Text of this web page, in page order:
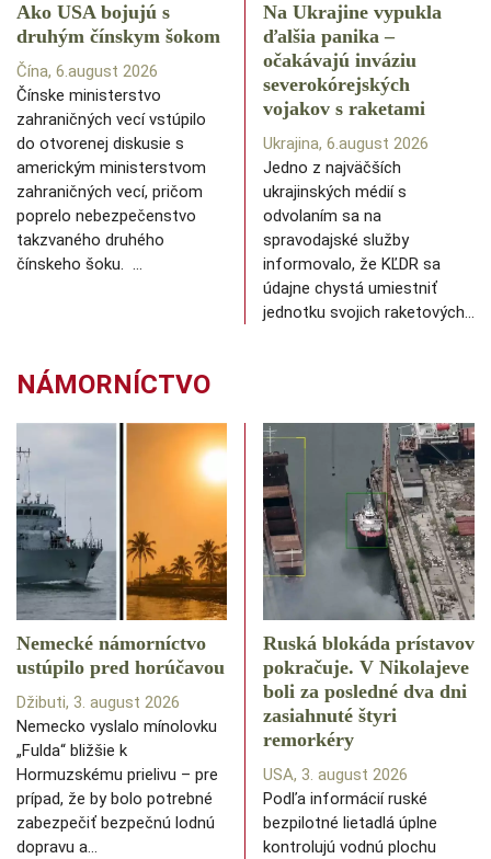
Ako USA bojujú s
druhým čínskym šokom
Čína, 6.august 2026
Čínske ministerstvo
zahraničných vecí vstúpilo
do otvorenej diskusie s
americkým ministerstvom
zahraničných vecí, pričom
poprelo nebezpečenstvo
takzvaného druhého
čínskeho šoku. …
Na Ukrajine vypukla
ďalšia panika –
očakávajú inváziu
severokórejských
vojakov s raketami
Ukrajina, 6.august 2026
Jedno z najväčších
ukrajinských médií s
odvolaním sa na
spravodajské služby
informovalo, že KĽDR sa
údajne chystá umiestniť
jednotku svojich raketových…
NÁMORNÍCTVO
Nemecké námorníctvo
ustúpilo pred horúčavou
Džibuti, 3. august 2026
Nemecko vyslalo mínolovku
„Fulda“ bližšie k
Hormuzskému prielivu – pre
prípad, že by bolo potrebné
zabezpečiť bezpečnú lodnú
dopravu a…
Ruská blokáda prístavov
pokračuje. V Nikolajeve
boli za posledné dva dni
zasiahnuté štyri
remorkéry
USA, 3. august 2026
Podľa informácií ruské
bezpilotné lietadlá úplne
kontrolujú vodnú plochu